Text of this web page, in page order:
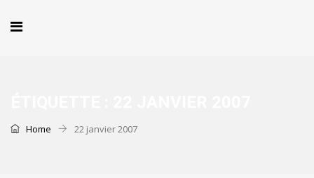
Home 22 janvier 2007